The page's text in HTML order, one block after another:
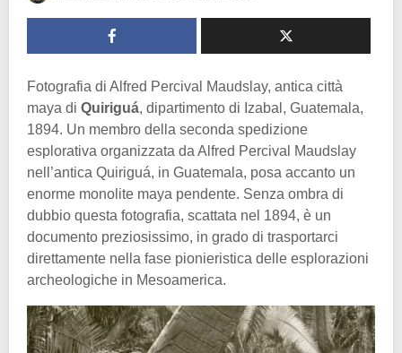
Fotografia di Alfred Percival Maudslay, antica città
maya di Quiriguá, dipartimento di Izabal, Guatemala,
1894. Un membro della seconda spedizione
esplorativa organizzata da Alfred Percival Maudslay
nell’antica Quiriguá, in Guatemala, posa accanto un
enorme monolite maya pendente. Senza ombra di
dubbio questa fotografia, scattata nel 1894, è un
documento preziosissimo, in grado di trasportarci
direttamente nella fase pionieristica delle esplorazioni
archeologiche in Mesoamerica.